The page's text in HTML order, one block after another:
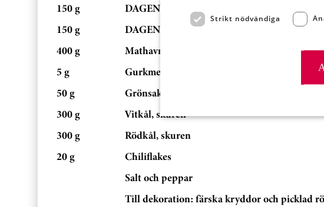
150 g
DAGENS RÄTT GRÖNT, LINSER, GRÖNA
150 g
DAGENS RÄTT GRÖNT, MUNGBÖNOR
400 g
Mathavre
5 g
Gurkmeja
50 g
Grönsaksbuljong, koncentrat
300 g
Vitkål, skuren
300 g
Rödkål, skuren
20 g
Chiliflakes
Salt och peppar
Till dekoration: färska kryddor och picklad
Strikt nödvändiga